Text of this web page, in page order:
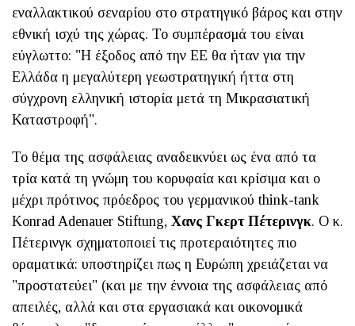
εναλλακτικού σεναρίου στο στρατηγικό βάρος και στην
εθνική ισχύ της χώρας. Το συμπέρασμά του είναι
εύγλωττο: "Η έξοδος από την ΕΕ θα ήταν για την
Ελλάδα η μεγαλύτερη γεωστρατηγική ήττα στη
σύγχρονη ελληνική ιστορία μετά τη Μικρασιατική
Καταστροφή".
Το θέμα της ασφάλειας αναδεικνύει ως ένα από τα
τρία κατά τη γνώμη του κορυφαία και κρίσιμα και ο
μέχρι πρότινος πρόεδρος του γερμανικού think-tank
Konrad Adenauer Stiftung, Χανς Γκερτ Πέτερινγκ. Ο κ.
Πέτερινγκ σχηματοποιεί τις προτεραιότητες πιο
οραματικά: υποστηρίζει πως η Ευρώπη χρειάζεται να
"προστατεύει" (και με την έννοια της ασφάλειας από
απειλές, αλλά και στα εργασιακά και οικονομικά